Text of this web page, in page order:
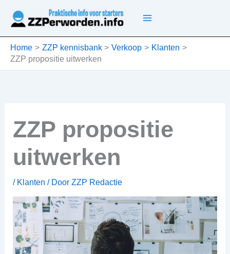
naar
inhoud
Home ZZP kennisbank Verkoop
Klanten
ZZP propositie uitwerken
ZZP propositie
uitwerken
/ Klanten / Door ZZP Redactie